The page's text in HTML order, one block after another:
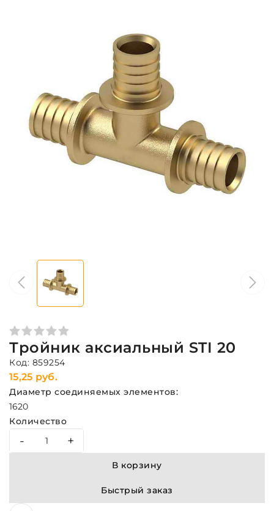
Тройник аксиальный STI 20
Код: 859254
15,25 руб.
Диаметр соединяемых элементов:
1620
Количество
- +
В корзину
Быстрый заказ